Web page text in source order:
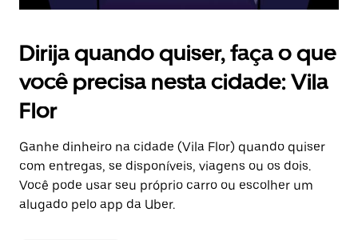
Dirija quando quiser, faça o que
você precisa nesta cidade: Vila
Flor
Ganhe dinheiro na cidade (Vila Flor) quando quiser
com entregas, se disponíveis, viagens ou os dois.
Você pode usar seu próprio carro ou escolher um
alugado pelo app da Uber.